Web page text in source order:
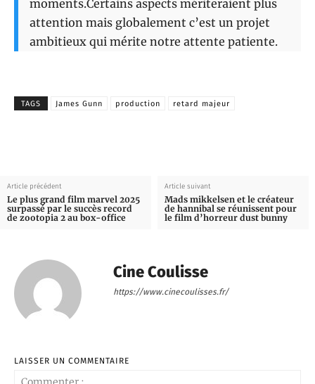
moments.Certains aspects mériteraient plus
attention mais globalement c’est un projet
ambitieux qui mérite notre attente patiente.
TAGS James Gunn production retard majeur
Article précédent
Le plus grand film marvel 2025
surpassé par le succès record
de zootopia 2 au box-office
Article suivant
Mads mikkelsen et le créateur
de hannibal se réunissent pour
le film d’horreur dust bunny
Cine Coulisse
https://www.cinecoulisses.fr/
LAISSER UN COMMENTAIRE